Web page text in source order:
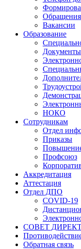
Обращения
Вакансии
Образование
Документы
НОКО
Сотрудникам
Отдел
Приказы
Профсоюз
Аккредитация
Аттестация
Отдел ДПО
COVID-19
СОВЕТ
Обратная связь